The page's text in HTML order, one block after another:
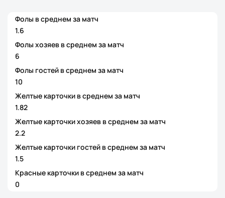
Фолы в среднем за матч
1.6
Фолы хозяев в среднем за матч
6
Фолы гостей в среднем за матч
10
Желтые карточки в среднем за матч
1.82
Желтые карточки хозяев в среднем за матч
2.2
Желтые карточки гостей в среднем за матч
1.5
Красные карточки в среднем за матч
0